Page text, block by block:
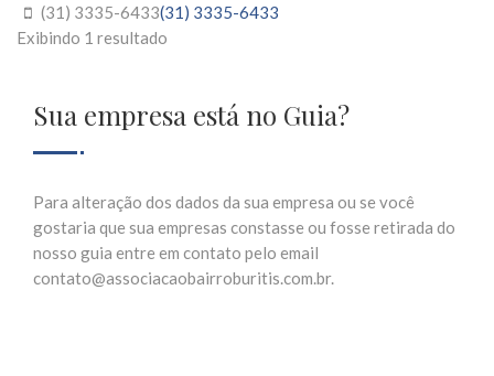
(31) 3335-6433(31) 3335-6433
Exibindo 1 resultado
Sua empresa está no Guia?
Para alteração dos dados da sua empresa ou se você
gostaria que sua empresas constasse ou fosse retirada do
nosso guia entre em contato pelo email
contato@associacaobairroburitis.com.br.